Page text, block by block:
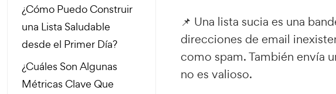
¿Cómo Puedo Construir
una Lista Saludable
desde el Primer Día?
¿Cuáles Son Algunas
Métricas Clave Que
📌 Una lista sucia es una
direcciones de email
como spam. También envía
no es valioso.